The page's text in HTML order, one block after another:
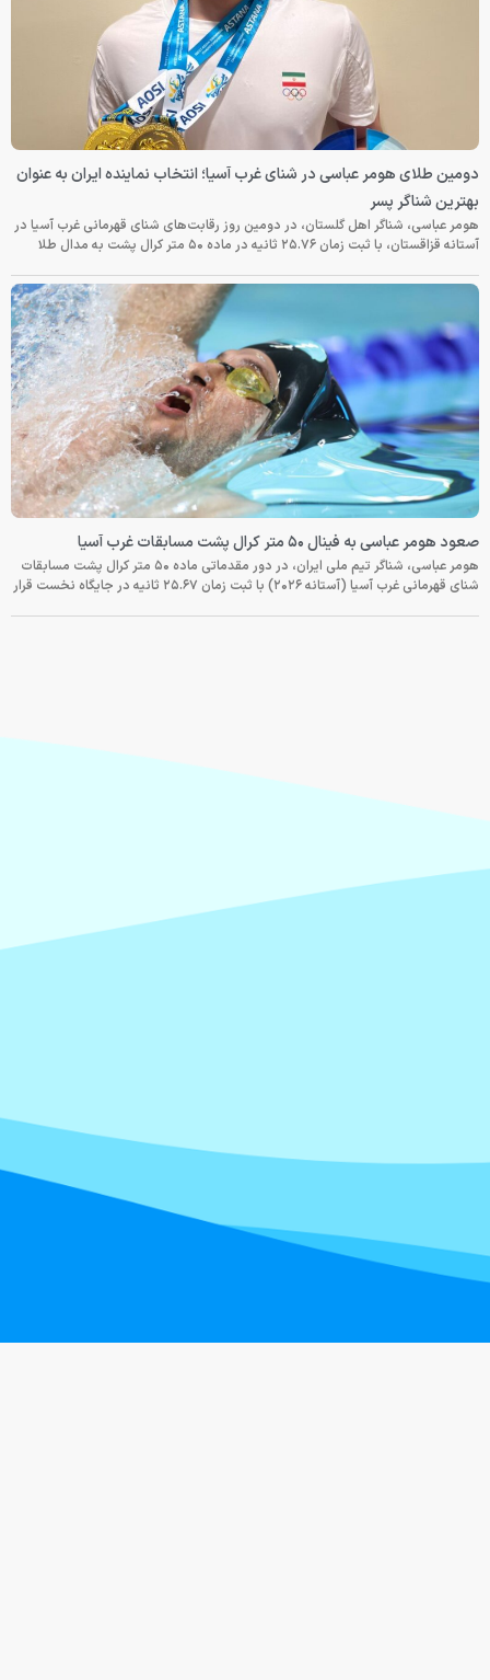
دومین طلای هومر عباسی در شنای غرب آسیا؛ انتخاب نماینده ایران به عنوان
بهترین شناگر پسر
هومر عباسی، شناگر اهل گلستان، در دومین روز رقابت‌های شنای قهرمانی غرب آسیا در
آستانه قزاقستان، با ثبت زمان ۲۵.۷۶ ثانیه در ماده ۵۰ متر کرال پشت به مدال طلا
صعود هومر عباسی به فینال ۵۰ متر کرال پشت مسابقات غرب آسیا
هومر عباسی، شناگر تیم ملی ایران، در دور مقدماتی ماده ۵۰ متر کرال پشت مسابقات
شنای قهرمانی غرب آسیا (آستانه ۲۰۲۶) با ثبت زمان ۲۵.۶۷ ثانیه در جایگاه نخست قرار